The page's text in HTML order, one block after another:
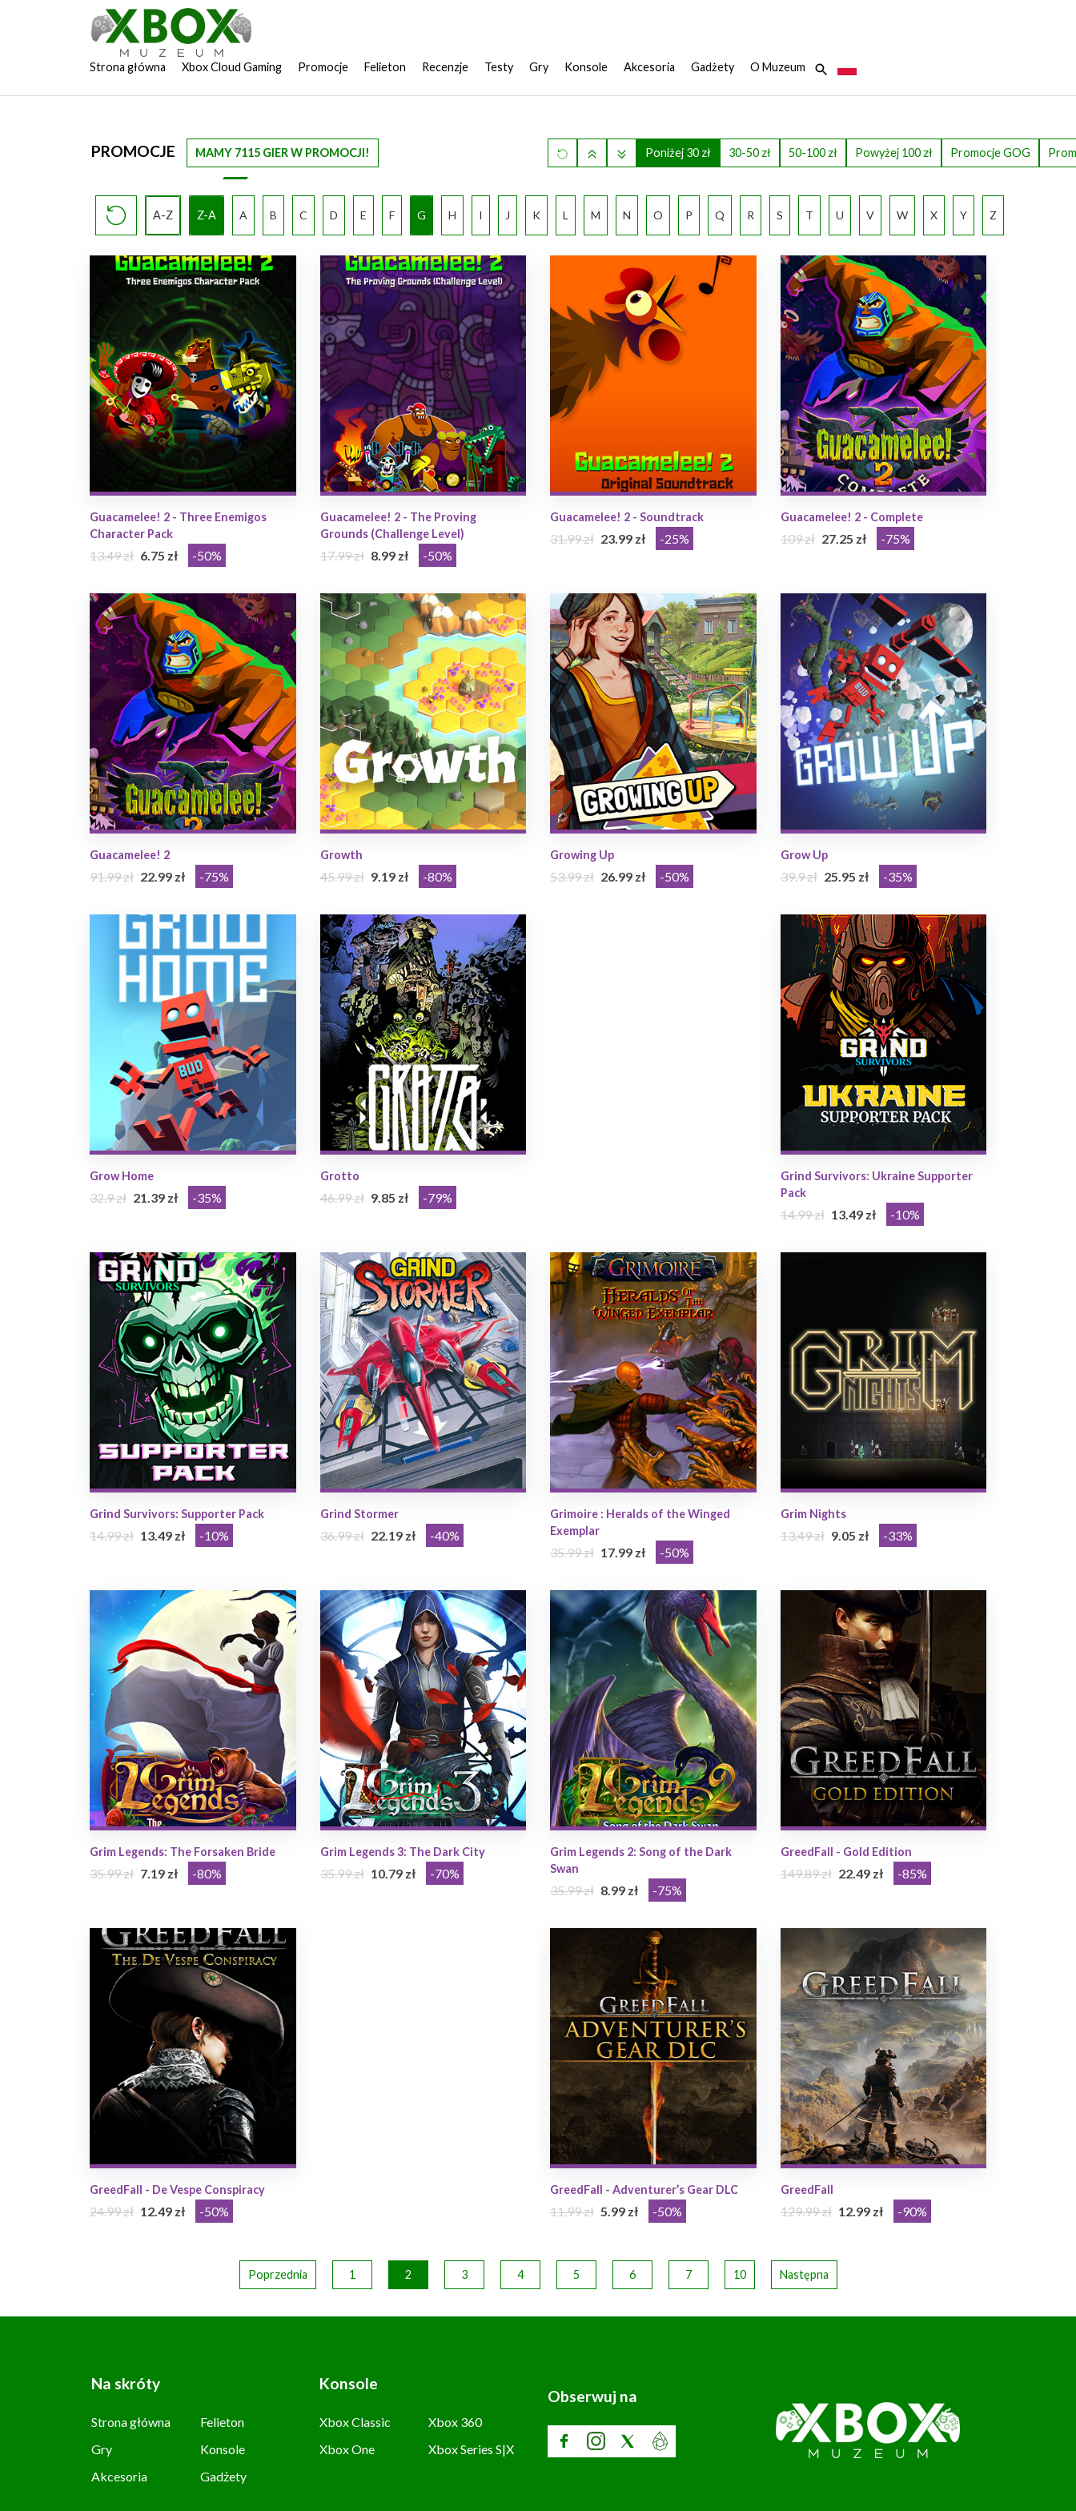
Strona główna Xbox Cloud Gaming Promocje Felieton Recenzje Testy Gry Konsole Akcesoria Gadżety O Muzeum
PROMOCJE MAMY 7115 GIER W PROMOCJI! Poniżej 30 zł 30-50 zł 50-100 zł Powyżej 100 zł Promocje GOG
A-Z Z-A A B C D E F G H I J K L M N O P Q R S T U V W X Y Z
Guacamelee! 2 - Three Enemigos
Character Pack
13.49 zł 6.75 zł -50%
Guacamelee! 2 - The Proving
Grounds (Challenge Level)
17.99 zł 8.99 zł -50%
Guacamelee! 2 - Soundtrack
31.99 zł 23.99 zł -25%
Guacamelee! 2 - Complete
109 zł 27.25 zł -75%
Guacamelee! 2
91.99 zł 22.99 zł -75%
Growth
45.99 zł 9.19 zł -80%
Growing Up
53.99 zł 26.99 zł -50%
Grow Up
39.9 zł 25.95 zł -35%
Grow Home
32.9 zł 21.39 zł -35%
Grotto
46.99 zł 9.85 zł -79%
Grind Survivors: Ukraine Supporter
Pack
14.99 zł 13.49 zł -10%
Grind Survivors: Supporter Pack
14.99 zł 13.49 zł -10%
Grind Stormer
36.99 zł 22.19 zł -40%
Grimoire : Heralds of the Winged
Exemplar
35.99 zł 17.99 zł -50%
Grim Nights
13.49 zł 9.05 zł -33%
Grim Legends: The Forsaken Bride
35.99 zł 7.19 zł -80%
Grim Legends 3: The Dark City
35.99 zł 10.79 zł -70%
Grim Legends 2: Song of the Dark
Swan
35.99 zł 8.99 zł -75%
GreedFall - Gold Edition
149.89 zł 22.49 zł -85%
GreedFall - De Vespe Conspiracy
24.99 zł 12.49 zł -50%
GreedFall - Adventurer’s Gear DLC
11.99 zł 5.99 zł -50%
GreedFall
129.99 zł 12.99 zł -90%
Poprzednia 1 2 3 4 5 6 7 10 Następna
Na skróty
Strona główna
Felieton
Gry
Konsole
Akcesoria
Gadżety
Konsole
Xbox Classic
Xbox 360
Xbox One
Xbox Series S|X
Obserwuj na